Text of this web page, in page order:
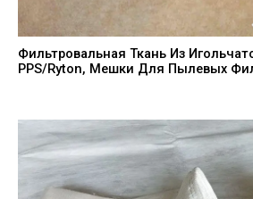
Фильтровальная Ткань Из
PPS/Ryton, Мешки Для Пылевых